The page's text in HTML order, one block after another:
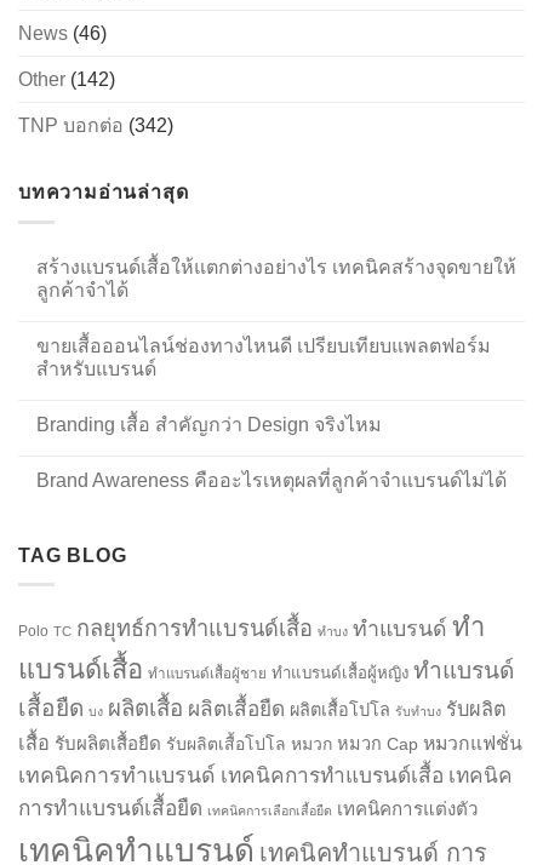
News (46)
Other (142)
TNP บอกต่อ (342)
บทความอ่านล่าสุด
สร้างแบรนด์เสื้อให้แตกต่างอย่างไร เทคนิคสร้างจุดขายให้
ลูกค้าจำได้
ขายเสื้อออนไลน์ช่องทางไหนดี เปรียบเทียบแพลตฟอร์ม
สำหรับแบรนด์
Branding เสื้อ สำคัญกว่า Design จริงไหม
Brand Awareness คืออะไรเหตุผลที่ลูกค้าจำแบรนด์ไม่ได้
TAG BLOG
Polo TC กลยุทธ์การทำแบรนด์เสื้อ ทำบง ทำแบรนด์ ทำ
แบรนด์เสื้อ ทำแบรนด์เสื้อผู้ชาย ทำแบรนด์เสื้อผู้หญิง ทำแบรนด์
เสื้อยืด บง ผลิตเสื้อ ผลิตเสื้อยืด ผลิตเสื้อโปโล รับทำบง รับผลิต
เสื้อ รับผลิตเสื้อยืด รับผลิตเสื้อโปโล หมวก หมวก Cap หมวกแฟชั่น
เทคนิคการทำแบรนด์ เทคนิคการทำแบรนด์เสื้อ เทคนิค
การทำแบรนด์เสื้อยืด เทคนิคการเลือกเสื้อยืด เทคนิคการแต่งตัว
เทคนิคทำแบรนด์ เทคนิคทำแบรนด์ การ